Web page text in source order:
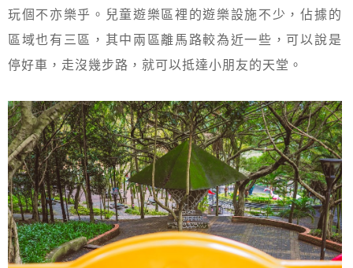
玩個不亦樂乎。兒童遊樂區裡的遊樂設施不少，佔據的
區域也有三區，其中兩區離馬路較為近一些，可以說是
停好車，走沒幾步路，就可以抵達小朋友的天堂。